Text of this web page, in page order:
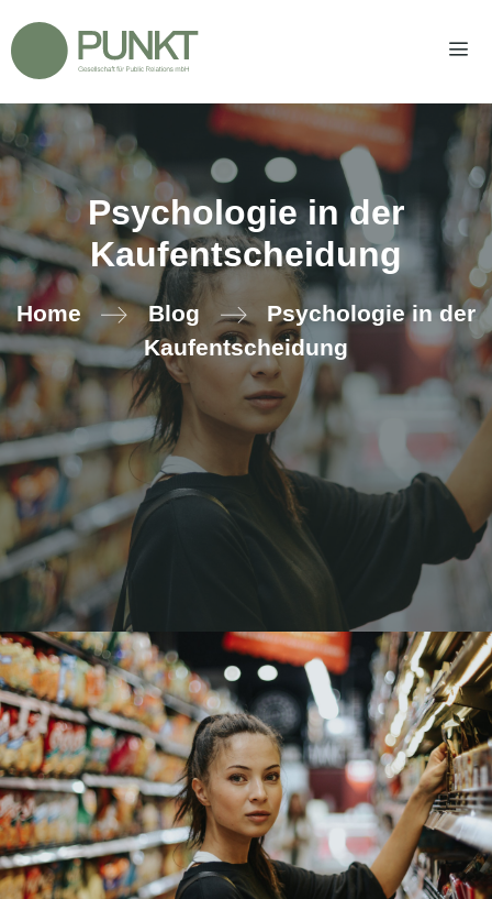
Inhalt
springen
Psychologie in der
Kaufentscheidung
Home Blog
Psychologie in der
Kaufentscheidung